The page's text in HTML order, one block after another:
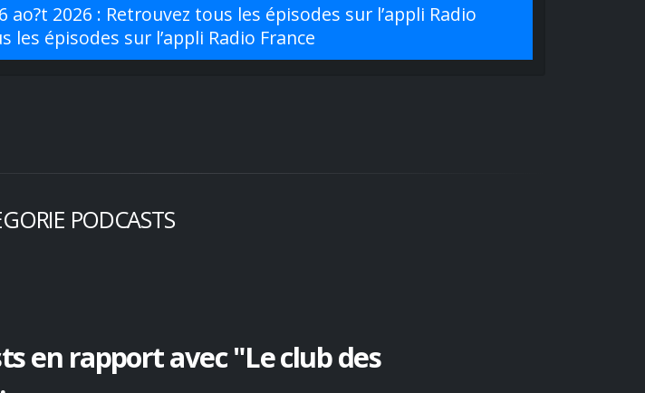
ao?t 2026 : Retrouvez tous les épisodes sur l’appli Radio
les épisodes sur l’appli Radio France
PODCASTS
en rapport avec "Le club des